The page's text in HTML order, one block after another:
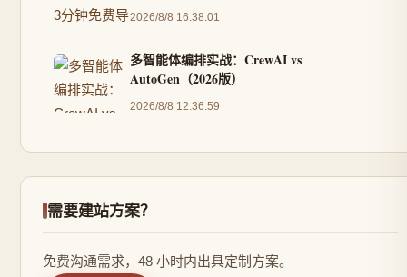
2026/8/8 16:38:01
多智能体编排实战：CrewAI vs
AutoGen（2026版）
2026/8/8 12:36:59
需要建站方案？
免费沟通需求，48 小时内出具定制方案。